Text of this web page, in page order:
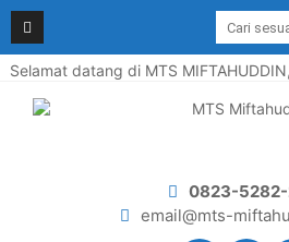
Selamat datang di MTS
0823-
email@mts-